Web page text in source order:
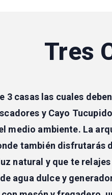
Tres
3 casas las cuales
y Cayo
medio ambiente. La
también disfrutarás
natural y que te
agua dulce y